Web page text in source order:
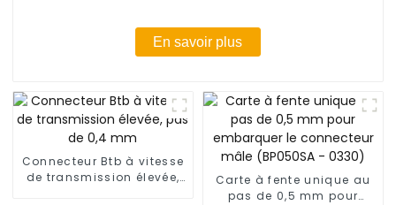
En savoir plus
Connecteur Btb à vitesse
de transmission élevée,
Carte à fente unique au
pas de 0,5 mm pour